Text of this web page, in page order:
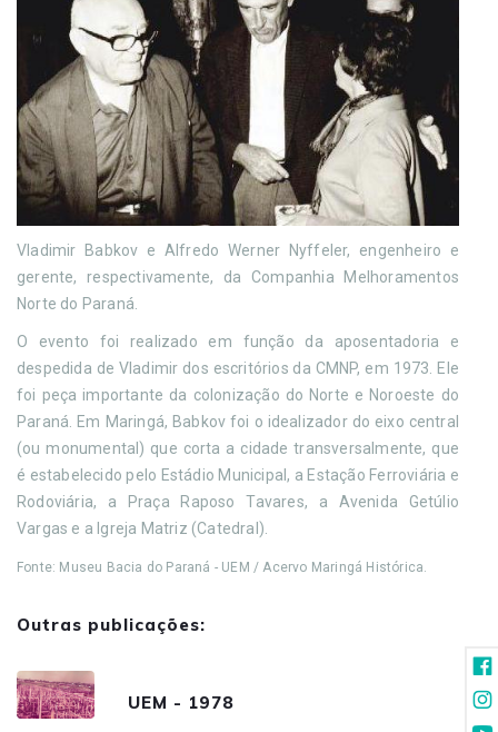
Vladimir Babkov e Alfredo Werner Nyffeler, engenheiro e
gerente, respectivamente, da Companhia Melhoramentos
Norte do Paraná.
O evento foi realizado em função da aposentadoria e
despedida de Vladimir dos escritórios da CMNP, em 1973. Ele
foi peça importante da colonização do Norte e Noroeste do
Paraná. Em Maringá, Babkov foi o idealizador do eixo central
(ou monumental) que corta a cidade transversalmente, que
é estabelecido pelo Estádio Municipal, a Estação Ferroviária e
Rodoviária, a Praça Raposo Tavares, a Avenida Getúlio
Vargas e a Igreja Matriz (Catedral).
Fonte: Museu Bacia do Paraná - UEM / Acervo Maringá Histórica.
Outras publicações:
UEM - 1978